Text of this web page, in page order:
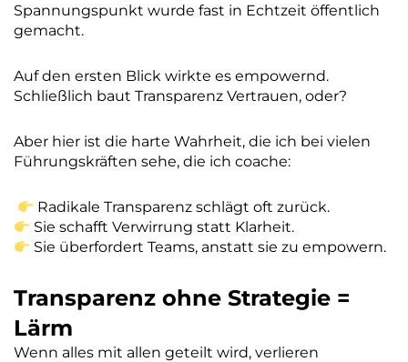
Spannungspunkt wurde fast in Echtzeit öffentlich
gemacht.
Auf den ersten Blick wirkte es empowernd.
Schließlich baut Transparenz Vertrauen, oder?
Aber hier ist die harte Wahrheit, die ich bei vielen
Führungskräften sehe, die ich coache:
Radikale Transparenz schlägt oft zurück.
Sie schafft Verwirrung statt Klarheit.
Sie überfordert Teams, anstatt sie zu empowern.
Transparenz ohne Strategie =
Lärm
Wenn alles mit allen geteilt wird, verlieren